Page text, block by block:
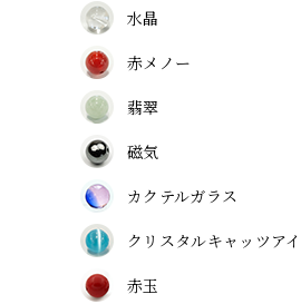
水晶
赤メノー
翡翠
磁気
カクテルガラス
クリスタルキャッツアイ
赤玉